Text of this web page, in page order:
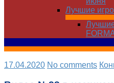
Лучшие
17.04.2020 No comments